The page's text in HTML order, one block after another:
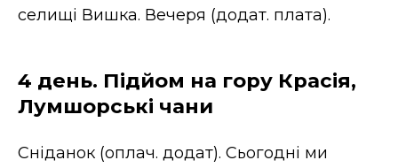
селищі Вишка. Вечеря (додат. плата).
4 день. Підйом на гору Красія,
Лумшорські чани
Сніданок (оплач. додат). Сьогодні ми